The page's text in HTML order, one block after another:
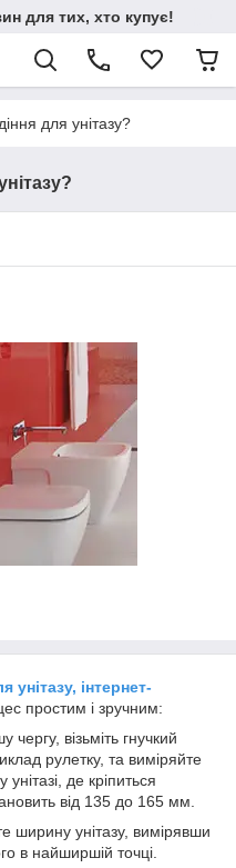
для тих, хто купує!
для унітазу?
унітазу, інтернет-
простим і зручним:
візьміть гнучкий
рулетку, та виміряйте
де кріпиться
від 135 до 165 мм.
ширину унітазу, вимірявши
в найширшій точці.